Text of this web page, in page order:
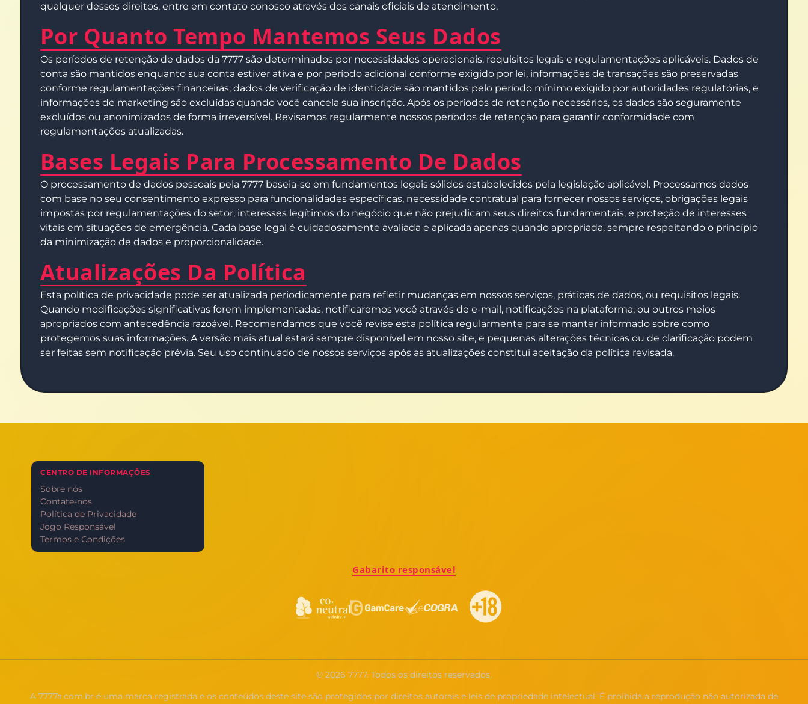
qualquer desses direitos, entre em contato conosco através dos canais oficiais de atendimento.
Por Quanto Tempo Mantemos Seus Dados
Os períodos de retenção de dados da 7777 são determinados por necessidades operacionais, requisitos legais e regulamentações aplicáveis. Dados de
conta são mantidos enquanto sua conta estiver ativa e por período adicional conforme exigido por lei, informações de transações são preservadas
conforme regulamentações financeiras, dados de verificação de identidade são mantidos pelo período mínimo exigido por autoridades regulatórias, e
informações de marketing são excluídas quando você cancela sua inscrição. Após os períodos de retenção necessários, os dados são seguramente
excluídos ou anonimizados de forma irreversível. Revisamos regularmente nossos períodos de retenção para garantir conformidade com
regulamentações atualizadas.
Bases Legais Para Processamento De Dados
O processamento de dados pessoais pela 7777 baseia-se em fundamentos legais sólidos estabelecidos pela legislação aplicável. Processamos dados
com base no seu consentimento expresso para funcionalidades específicas, necessidade contratual para fornecer nossos serviços, obrigações legais
impostas por regulamentações do setor, interesses legítimos do negócio que não prejudicam seus direitos fundamentais, e proteção de interesses
vitais em situações de emergência. Cada base legal é cuidadosamente avaliada e aplicada apenas quando apropriada, sempre respeitando o princípio
da minimização de dados e proporcionalidade.
Atualizações Da Política
Esta política de privacidade pode ser atualizada periodicamente para refletir mudanças em nossos serviços, práticas de dados, ou requisitos legais.
Quando modificações significativas forem implementadas, notificaremos você através de e-mail, notificações na plataforma, ou outros meios
apropriados com antecedência razoável. Recomendamos que você revise esta política regularmente para se manter informado sobre como
protegemos suas informações. A versão mais atual estará sempre disponível em nosso site, e pequenas alterações técnicas ou de clarificação podem
ser feitas sem notificação prévia. Seu uso continuado de nossos serviços após as atualizações constitui aceitação da política revisada.
CENTRO DE INFORMAÇÕES
Sobre nós
Contate-nos
Política de Privacidade
Jogo Responsável
Termos e Condições
Gabarito responsável
© 2026 7777. Todos os direitos reservados.
A 7777a.com.br é uma marca registrada e os conteúdos deste site são protegidos por direitos autorais e leis de propriedade intelectual. É proibida a reprodução não autorizada de